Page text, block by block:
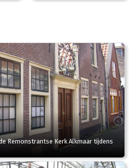
Remonstrantse Kerk Alkmaar tijdens